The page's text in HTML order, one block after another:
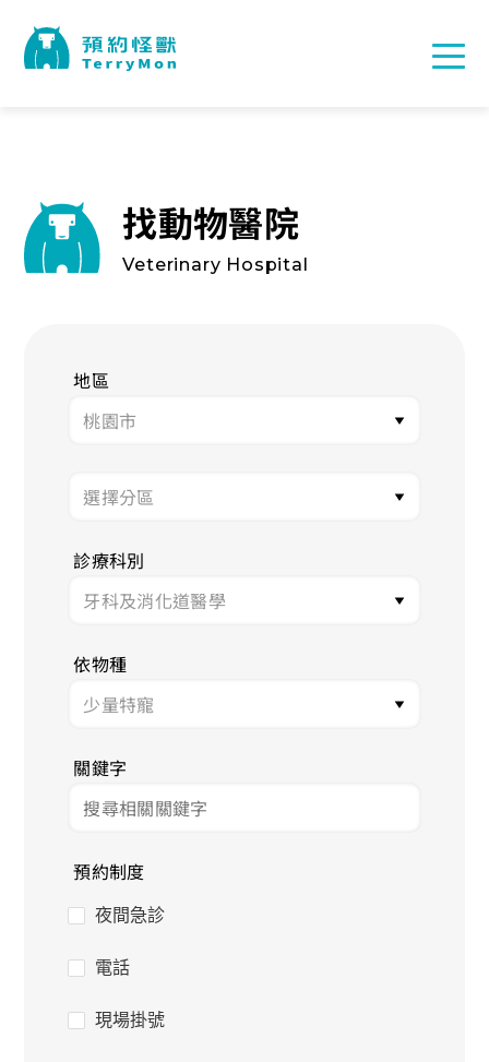
找動物醫院
Veterinary Hospital
地區
診療科別
依物種
關鍵字
預約制度
夜間急診
電話
現場掛號